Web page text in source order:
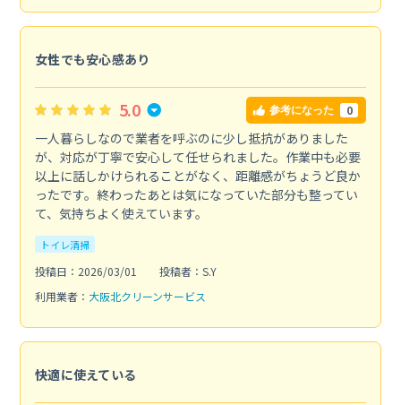
女性でも安心感あり
5.0 参考になった 0
一人暮らしなので業者を呼ぶのに少し抵抗がありました
が、対応が丁寧で安心して任せられました。作業中も必要
以上に話しかけられることがなく、距離感がちょうど良か
ったです。終わったあとは気になっていた部分も整ってい
て、気持ちよく使えています。
トイレ清掃
投稿日：2026/03/01
投稿者：S.Y
利用業者： 大阪北クリーンサービス
快適に使えている